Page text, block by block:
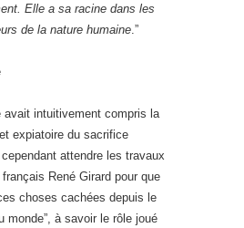
Elle a sa racine dans les
de la nature humaine .”
avait intuitivement compris la
expiatoire du sacrifice
attendre les travaux
français René Girard pour que
choses cachées depuis le
monde”, à savoir le rôle joué